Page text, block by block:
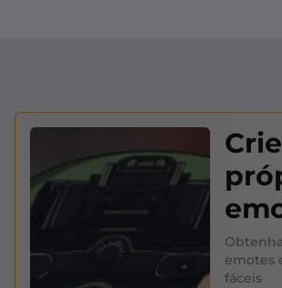
emotes
fáceis